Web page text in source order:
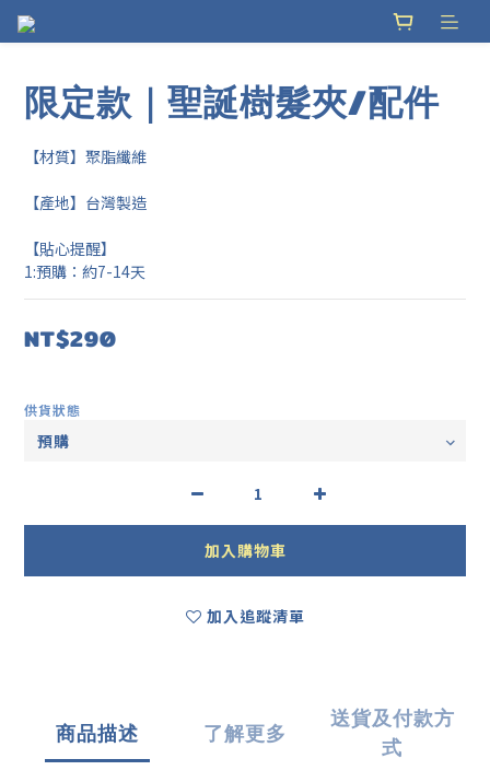
限定款｜聖誕樹髮夾/配件
【材質】聚脂纖維
【產地】台灣製造
【貼心提醒】
1:預購：約7-14天
NT$290
供貨狀態
加入購物車
加入追蹤清單
商品描述 了解更多
送貨及付款方
式